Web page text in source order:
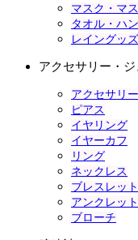
マスク・マ
タオル・ハ
レイングッズ
アクセサリー・
アクセサリ
ピアス
イヤリング
イヤーカフ
リング
ネックレス
ブレスレット
アンクレット
ブローチ